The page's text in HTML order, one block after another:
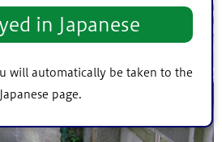
in Japanese
will automatically be taken to the
Japanese page.